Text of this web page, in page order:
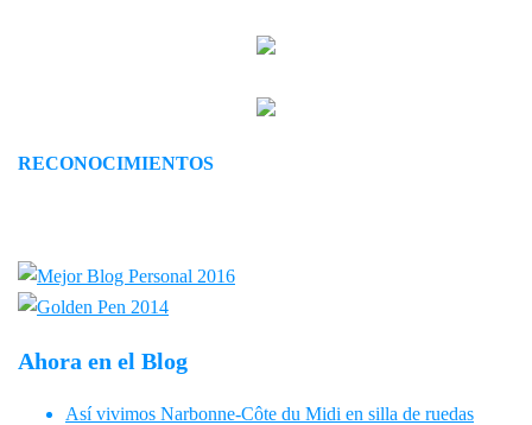
RECONOCIMIENTOS
Ahora en el Blog
Así vivimos Narbonne-Côte du Midi en silla de ruedas